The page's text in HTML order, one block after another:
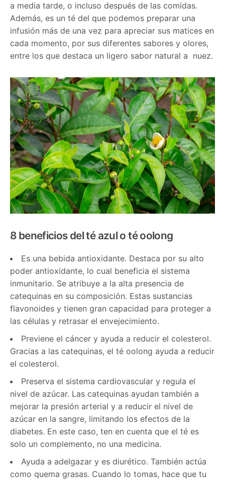
a media tarde, o incluso después de las comidas.
Además, es un té del que podemos preparar una
infusión más de una vez para apreciar sus matices en
cada momento, por sus diferentes sabores y olores,
entre los que destaca un ligero sabor natural a nuez.
8 beneficios del té azul o té oolong
Es una bebida antioxidante. Destaca por su alto
poder antioxidante, lo cual beneficia el sistema
inmunitario. Se atribuye a la alta presencia de
catequinas en su composición. Estas sustancias
flavonoides y tienen gran capacidad para proteger a
las células y retrasar el envejecimiento.
Previene el cáncer y ayuda a reducir el colesterol.
Gracias a las catequinas, el té oolong ayuda a reducir
el colesterol.
Preserva el sistema cardiovascular y regula el
nivel de azúcar. Las catequinas ayudan también a
mejorar la presión arterial y a reducir el nivel de
azúcar en la sangre, limitando los efectos de la
diabetes. En este caso, ten en cuenta que el té es
solo un complemento, no una medicina.
Ayuda a adelgazar y es diurético. También actúa
como quema grasas. Cuando lo tomas, hace que tu